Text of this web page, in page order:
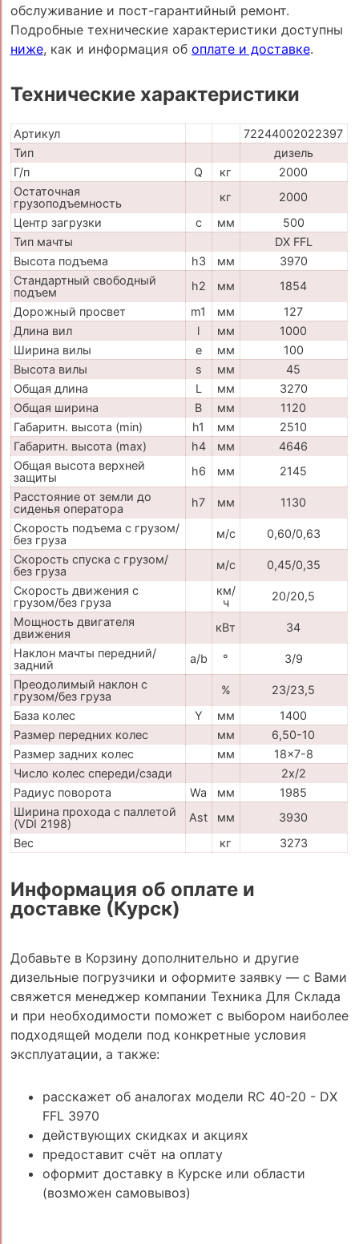
обслуживание и пост-гарантийный ремонт.
Подробные технические характеристики доступны
ниже, как и информация об оплате и доставке.
Технические характеристики
Артикул
72244002022397
Тип
дизель
Г/п
Q кг
2000
Остаточная
грузоподъемность
кг
2000
Центр загрузки
c мм
500
Тип мачты
DX FFL
Высота подъема
h3 мм
3970
Стандартный свободный
подъем
h2 мм
1854
Дорожный просвет
m1 мм
127
Длина вил
l мм
1000
Ширина вилы
e мм
100
Высота вилы
s мм
45
Общая длина
L мм
3270
Общая ширина
B мм
1120
Габаритн. высота (min)
h1 мм
2510
Габаритн. высота (max)
h4 мм
4646
Общая высота верхней
защиты
h6 мм
2145
Расстояние от земли до
сиденья оператора
h7 мм
1130
Скорость подъема с грузом/
без груза
м/с
0,60/0,63
Скорость спуска с грузом/
без груза
м/с
0,45/0,35
Скорость движения с
грузом/без груза
км/
ч
20/20,5
Мощность двигателя
движения
кВт
34
Наклон мачты передний/
задний
a/b °
3/9
Преодолимый наклон с
грузом/без груза
%
23/23,5
База колес
Y мм
1400
Размер передних колес
мм
6,50-10
Размер задних колес
мм
18x7-8
Число колес спереди/сзади
2x/2
Радиус поворота
Wa мм
1985
Ширина прохода с паллетой
(VDI 2198)
Ast мм
3930
Вес
кг 3273
Информация об оплате и
доставке (Курск)
Добавьте в Корзину дополнительно и другие
дизельные погрузчики и оформите заявку — с Вами
свяжется менеджер компании Техника Для Склада
и при необходимости поможет с выбором наиболее
подходящей модели под конкретные условия
эксплуатации, а также:
расскажет об аналогах модели RC 40-20 - DX
FFL 3970
действующих скидках и акциях
предоставит счёт на оплату
оформит доставку в Курске или области
(возможен самовывоз)